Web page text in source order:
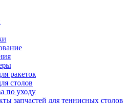
ракеток
столов
по уходу
запчастей для теннисных столов